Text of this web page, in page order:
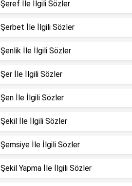
Şeref İle İlgili Sözler
Şerbet İle İlgili Sözler
Şenlik İle İlgili Sözler
Şer İle İlgili Sözler
Şen İle İlgili Sözler
Şekil İle İlgili Sözler
Şemsiye İle İlgili Sözler
Şekil Yapma İle İlgili Sözler